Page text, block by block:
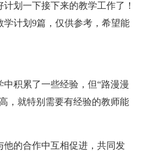
划一下接下来的教学工作了！
计划9篇，仅供参考，希望能
积累了一些经验，但“路漫漫
，就特别需要有经验的教师能
他的合作中互相促进，共同发